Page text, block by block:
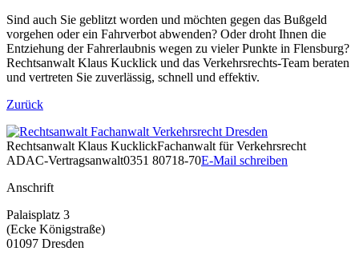
Sind auch Sie geblitzt worden und möchten gegen das Bußgeld
vorgehen oder ein Fahrverbot abwenden? Oder droht Ihnen die
Entziehung der Fahrerlaubnis wegen zu vieler Punkte in Flensburg?
Rechtsanwalt Klaus Kucklick und das Verkehrsrechts-Team beraten
und vertreten Sie zuverlässig, schnell und effektiv.
Zurück
Rechtsanwalt Klaus KucklickFachanwalt für Verkehrsrecht
ADAC-Vertragsanwalt0351 80718-70E-Mail schreiben
Anschrift
Palaisplatz 3
(Ecke Königstraße)
01097 Dresden